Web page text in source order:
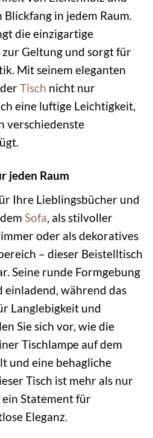
in jedem Raum.
die einzigartige
zur Geltung und sorgt für
Mit seinem eleganten
Tisch nicht nur
eine luftige Leichtigkeit,
verschiedenste
jeden Raum
Ihre Lieblingsbücher und
Sofa, als stilvoller
oder als dekoratives
– dieser Beistelltisch
Seine runde Formgebung
während das
Langlebigkeit und
Sie sich vor, wie die
Tischlampe auf dem
und eine behagliche
Tisch ist mehr als nur
Statement für
Eleganz.